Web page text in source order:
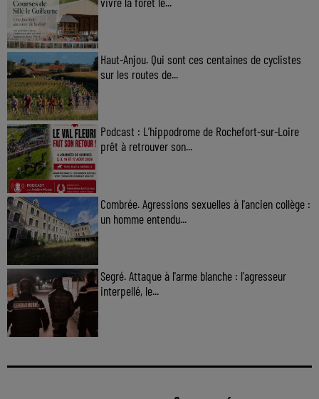
Haut-Anjou. Qui sont ces centaines de cyclistes
sur les routes de...
Podcast : L’hippodrome de Rochefort-sur-Loire
prêt à retrouver son...
Combrée. Agressions sexuelles à l'ancien collège :
un homme entendu...
Segré. Attaque à l'arme blanche : l'agresseur
interpellé, le...